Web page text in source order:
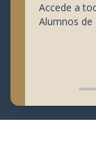
Accede a
Alumnos